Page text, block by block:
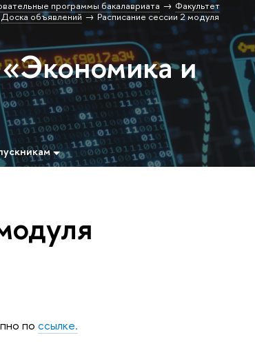
программы бакалавриата
Факультет
Доска объявлений
Расписание сессии 2 модуля
и
по ссылке.